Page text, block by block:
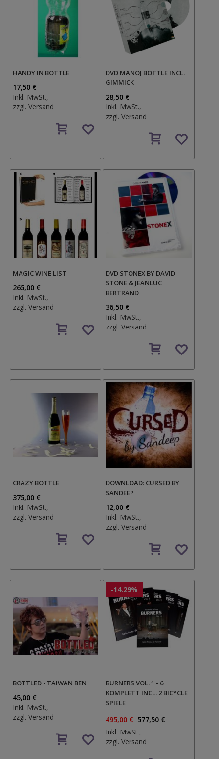
HANDY IN BOTTLE
17,50 €
Inkl. MwSt.,
zzgl. Versand
den
DVD MANOJ BOTTLE INCL.
GIMMICK
28,50 €
Inkl. MwSt.,
zzgl.Versand
den
MAGIC WINE LIST
265,00 €
Inkl. MwSt.,
zzgl. Versand
den
DVD STONEX BY DAVID
STONE & JEANLUC
BERTRAND
36,50 €
Inkl. MwSt.,
zzgl.Versand
den
CRAZY BOTTLE
375,00 €
Inkl. MwSt.,
zzgl. Versand
den
DOWNLOAD: CURSED BY
SANDEEP
12,00 €
Inkl. MwSt.,
zzgl.Versand
den
BOTTLED - TAIWAN BEN
45,00 €
Inkl. MwSt.,
zzgl. Versand
den
-14.29%
BURNERS VOL. 1 - 6
KOMPLETT INCL. 2 BICYCLE
SPIELE
495,00 € 577,50 €
Inkl. MwSt.,
zzgl.Versand